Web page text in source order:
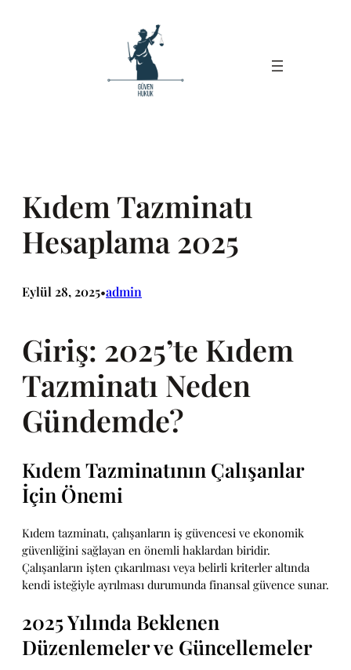
Kıdem Tazminatı
Hesaplama 2025
Eylül 28, 2025•admin
Giriş: 2025’te Kıdem
Tazminatı Neden
Gündemde?
Kıdem Tazminatının Çalışanlar
İçin Önemi
Kıdem tazminatı, çalışanların iş güvencesi ve ekonomik
güvenliğini sağlayan en önemli haklardan biridir.
Çalışanların işten çıkarılması veya belirli kriterler altında
kendi isteğiyle ayrılması durumunda finansal güvence sunar.
2025 Yılında Beklenen
Düzenlemeler ve Güncellemeler